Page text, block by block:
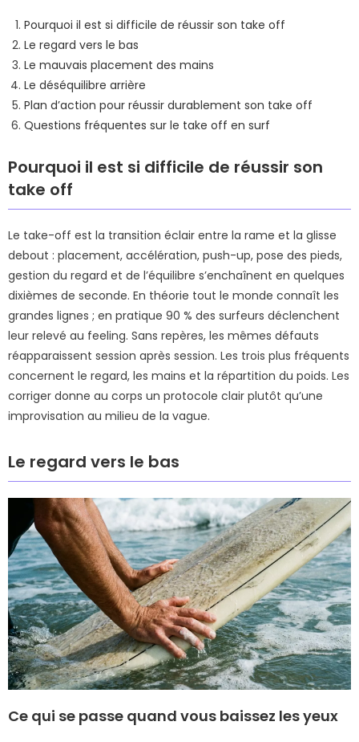
Pourquoi il est si difficile de réussir son take off
Le regard vers le bas
Le mauvais placement des mains
Le déséquilibre arrière
Plan d’action pour réussir durablement son take off
Questions fréquentes sur le take off en surf
Pourquoi il est si difficile de réussir son
take off
Le take-off est la transition éclair entre la rame et la glisse
debout : placement, accélération, push-up, pose des pieds,
gestion du regard et de l’équilibre s’enchaînent en quelques
dixièmes de seconde. En théorie tout le monde connaît les
grandes lignes ; en pratique 90 % des surfeurs déclenchent
leur relevé au feeling. Sans repères, les mêmes défauts
réapparaissent session après session. Les trois plus fréquents
concernent le regard, les mains et la répartition du poids. Les
corriger donne au corps un protocole clair plutôt qu’une
improvisation au milieu de la vague.
Le regard vers le bas
Ce qui se passe quand vous baissez les yeux